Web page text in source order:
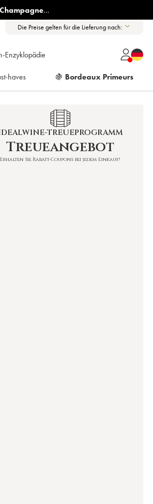
Champagne...
Die Preise gelten für die Lieferung nach:
Enzyklopädie
haves 🍇 Bordeaux Primeurs
TREUEPROGRAMM
Treueangebot
Erhalten Sie Rabatt-Coupons bei jedem Einkauf!